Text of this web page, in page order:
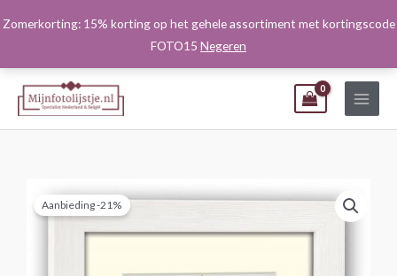
Zomerkorting: 15% korting op het gehele assortiment met kortingscode
FOTO15 Negeren
naar
Aanbieding -21%